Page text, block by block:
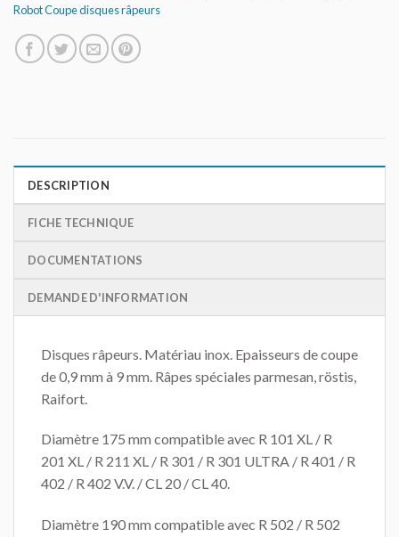
Robot Coupe disques râpeurs
DESCRIPTION
FICHE TECHNIQUE
DOCUMENTATIONS
DEMANDE D'INFORMATION
Disques râpeurs. Matériau inox. Epaisseurs de coupe
de 0,9 mm à 9 mm. Râpes spéciales parmesan, röstis,
Raifort.
Diamètre 175 mm compatible avec R 101 XL / R
201 XL / R 211 XL / R 301 / R 301 ULTRA / R 401 / R
402 / R 402 V.V. / CL 20 / CL 40.
Diamètre 190 mm compatible avec R 502 / R 502